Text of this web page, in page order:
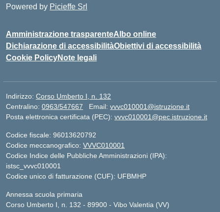
Powered by Picieffe Srl
Amministrazione trasparenteAlbo online
Dichiarazione di accessibilitàObiettivi di accessibilità
Cookie PolicyNote legali
Indirizzo: Corso Umberto I, n. 132
Centralino: 0963/547667 Email: vvvc010001@istruzione.it
Posta elettronica certificata (PEC): vvvc010001@pec.istruzione.it
Codice fiscale: 96013620792
Codice meccanografico: VVVC010001
Codice Indice delle Pubbliche Amministrazioni (IPA):
istsc_vvvc010001
Codice unico di fatturazione (CUF): UFBMHP
Annessa scuola primaria
Corso Umberto I, n. 132 - 89900 - Vibo Valentia (VV)